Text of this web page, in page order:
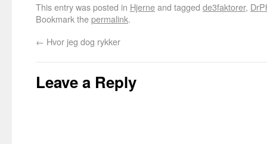
This entry was posted in Hjerneand tagged de3faktorer,
Bookmark thepermalink.
← Hvor jeg dog rykker
Leave a Reply